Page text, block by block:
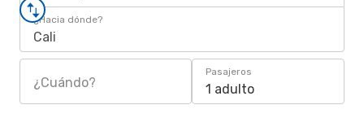
¿Hacia dónde?
Cali
¿Cuándo?
Pasajeros
1 adulto